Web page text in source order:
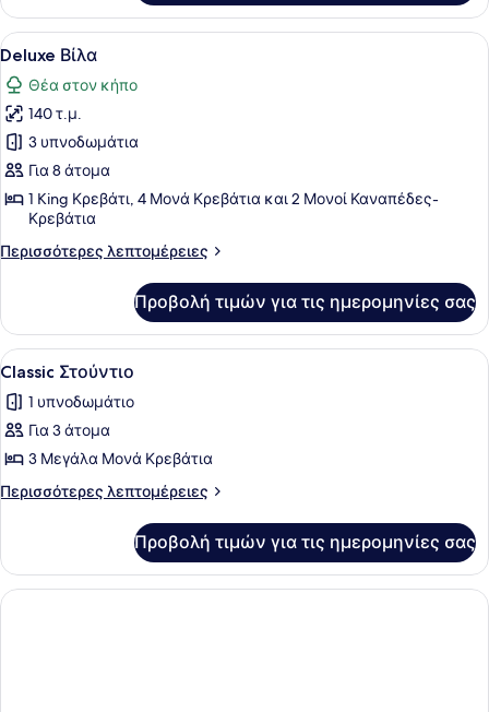
Διαμέρισμα
(Pool
House)
Προβολή
όλων
των
φωτογραφιών
για
Deluxe
Βίλα
Ένα δωμάτιο ξενοδοχείου με δύο
14
Deluxe Βίλα
Θέα στον κήπο
140 τ.μ.
3 υπνοδωμάτια
Για 8 άτομα
1 King Κρεβάτι, 4 Μονά Κρεβάτια και 2 Μονοί Καναπέδες-
Κρεβάτια
Περισσότερες λεπτομέρειες
Περισσότερες
Βίλα
Προβολή τιμών για τις ημερομηνίες σας
Προβολή
όλων
των
φωτογραφιών
για
Classic
Ένα δωμάτιο ξενοδοχείου με ένα
5
Classic Στούντιο
1 υπνοδωμάτιο
Για 3 άτομα
3 Μεγάλα Μονά Κρεβάτια
Περισσότερες λεπτομέρειες
Περισσότερες
Στούντιο
Προβολή τιμών για τις ημερομηνίες σας